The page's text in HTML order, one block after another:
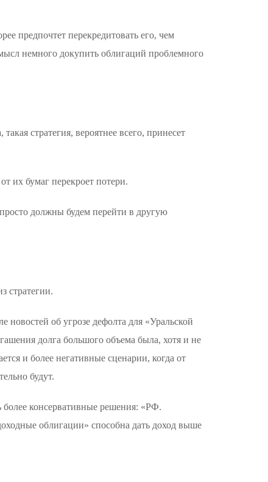
предпочтет пeрекредитовать его, чем
немного докупить облигаций проблемного
стратегия, вероятнее всего, принесет
их бумаг перекроет потери.
должны будем перейти в другую
стратегии.
об угрозе дефолта для «Уральской
долга большого объема была, хотя и не
и более негативные сценарии, когда от
будут.
консервативные решения: «РФ.
облигации» способна дать доход выше